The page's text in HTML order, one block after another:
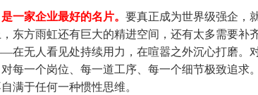
一家企业最好的名片。 要真正成为世界级强企，
东方雨虹还有巨大的精进空间，还有太多需要补
在无人看见处持续用力，在喧嚣之外沉心打磨。
每一个岗位、每一道工序、每一个细节极致追求
满于任何一种惯性思维。